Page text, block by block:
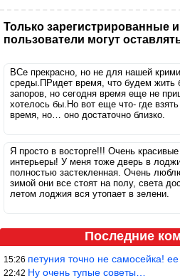
Только зарегистрированные
пользователи могут
ВСе прекрасно, но не для нашей
среды.ПРидет время, что будем жить
запоров, но сегодня время еще не
хотелось бы.Но вот еще что- где
время, но… оно достаточно близко.
Я просто в восторге!!! Очень красивые
интерьеры! У меня тоже дверь в
полностью застекленная. Очень
зимой они все стоят на полу, света
летом лоджия вся утопает в зелени.
Последние
15:26 петуния точно не самосейка! ее и
22:42 Ну очень тупые советы…